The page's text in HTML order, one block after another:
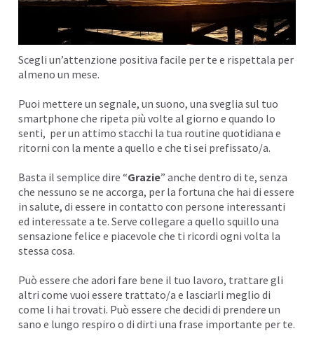
Scegli un’attenzione positiva facile per te e rispettala per
almeno un mese.
Puoi mettere un segnale, un suono, una sveglia sul tuo
smartphone che ripeta più volte al giorno e quando lo
senti, per un attimo stacchi la tua routine quotidiana e
ritorni con la mente a quello e che ti sei prefissato/a.
Basta il semplice dire “Grazie” anche dentro di te, senza
che nessuno se ne accorga, per la fortuna che hai di essere
in salute, di essere in contatto con persone interessanti
ed interessate a te. Serve collegare a quello squillo una
sensazione felice e piacevole che ti ricordi ogni volta la
stessa cosa.
Può essere che adori fare bene il tuo lavoro, trattare gli
altri come vuoi essere trattato/a e lasciarli meglio di
come li hai trovati. Può essere che decidi di prendere un
sano e lungo respiro o di dirti una frase importante per te.